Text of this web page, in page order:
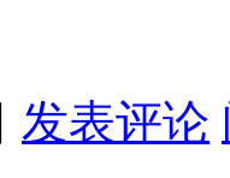
发表评论